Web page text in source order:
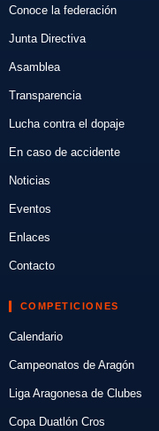
Conoce la federación
Junta Directiva
Asamblea
Transparencia
Lucha contra el dopaje
En caso de accidente
Noticias
Eventos
Enlaces
Contacto
COMPETICIONES
Calendario
Campeonatos de Aragón
Liga Aragonesa de Clubes
Copa Duatlón Cros